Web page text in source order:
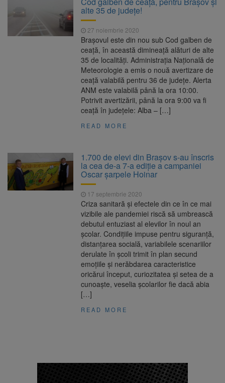
7 august 2026
1 octombrie, dată importantă
pentru șoferi și transportatori. Intră în aplicare
noul sistem de taxare rutieră
7 august, Ziua Internațională
a Berii. Sărbătoarea este marcată în peste
200 de orașe din lume
Facturi mai mari la curent din
toamnă. Unele tarife se apropie de 2 lei/kWh
alte 35 de județe!
27 noiembrie 2020
Brașovul este din nou sub Cod galben de
ceață, în această dimineață alături de alte
35 de localități. Administraţia Naţională de
Meteorologie a emis o nouă avertizare de
ceață valabilă pentru 36 de judeţe. Alerta
ANM este valabilă până la ora 10:00.
Potrivit avertizării, până la ora 9:00 va fi
ceaţă în judeţele: Alba – […]
READ MORE
1.700 de elevi din Brașov s-au înscris
la cea de-a 7-a ediție a campaniei
Oscar șarpele Hoinar
17 septembrie 2020
Criza sanitară și efectele din ce în ce mai
vizibile ale pandemiei riscă să umbrească
debutul entuziast al elevilor în noul an
școlar. Condițiile impuse pentru siguranță,
distanțarea socială, variabilele scenariilor
derulate în școli trimit în plan secund
emoțiile și nerăbdarea caracteristice
oricărui început, curiozitatea și setea de a
cunoaște, veselia școlarilor fie dacă abia
[…]
READ MORE